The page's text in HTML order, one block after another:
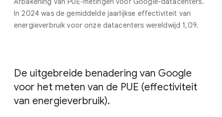
In 2024 was de gemiddelde jaarlijkse effectiviteit van
energieverbruik voor onze datacenters wereldwijd 1,09.
De uitgebreide benadering van Google
voor het meten van de PUE (effectiviteit
van energieverbruik).